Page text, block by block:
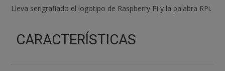
Lleva serigrafiado el logotipo de Raspberry Pi y la palabra RPi.
CARACTERÍSTICAS